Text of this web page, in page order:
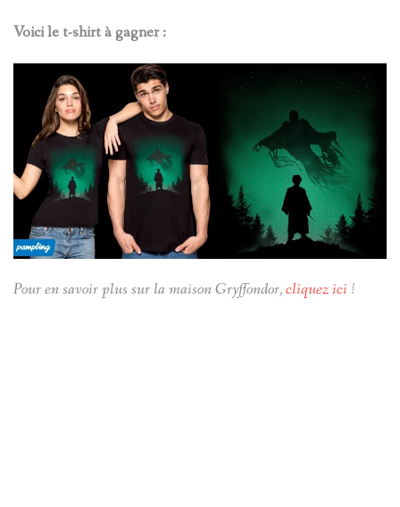
Voici le t-shirt à gagner :
Pour en savoir plus sur la maison Gryffondor,cliquez ici !